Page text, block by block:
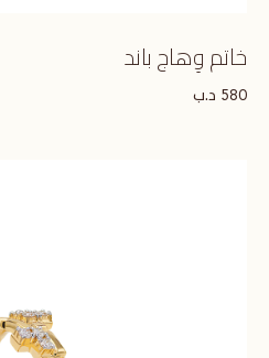
خاتم وِهاج باند
580 د.ب